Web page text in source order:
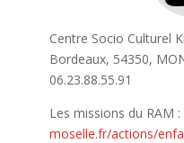
Centre Socio Culturel
Bordeaux, 54350,
06.23.88.55.91
Les missions du RAM :
moselle.fr/actions/